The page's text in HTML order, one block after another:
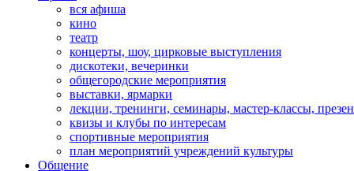
вся афиша
кино
театр
концерты, шоу, цирковые выступления
дискотеки, вечеринки
общегородские мероприятия
выставки, ярмарки
лекции, тренинги, семинары, мастер-классы,
квизы и клубы по интересам
спортивные мероприятия
план мероприятий учреждений культуры
Общение